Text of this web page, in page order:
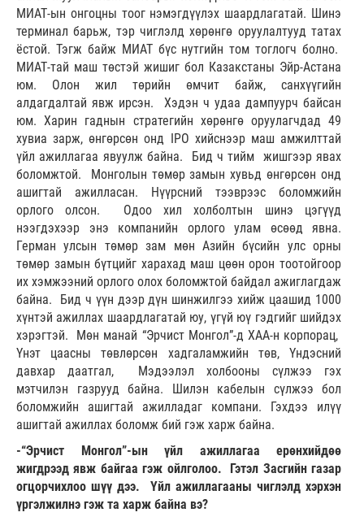
МИАТ-ын онгоцны тоог нэмэгдүүлэх шаардлагатай. Шинэ
терминал барьж, тэр чиглэлд хөрөнгө оруулалтууд татах
ёстой. Тэгж байж МИАТ бүс нутгийн том тоглогч болно.
МИАТ-тай маш төстэй жишиг бол Казакстаны Эйр-Астана
юм. Олон жил төрийн өмчит байж, санхүүгийн
алдагдалтай явж ирсэн. Хэдэн ч удаа дампуурч байсан
юм. Харин гаднын стратегийн хөрөнгө оруулагчдад 49
хувиа зарж, өнгөрсөн онд IPO хийснээр маш амжилттай
үйл ажиллагаа явуулж байна. Бид ч тийм жишгээр явах
боломжтой. Монголын төмөр замын хувьд өнгөрсөн онд
ашигтай ажилласан. Нүүрсний тээврээс боломжийн
орлого олсон. Одоо хил холболтын шинэ цэгүүд
нээгдэхээр энэ компанийн орлого улам өсөөд явна.
Герман улсын төмөр зам мөн Азийн бүсийн улс орны
төмөр замын бүтцийг харахад маш цөөн орон тоотойгоор
их хэмжээний орлого олох боломжтой байдал ажиглагдаж
байна. Бид ч үүн дээр дүн шинжилгээ хийж цаашид 1000
хүнтэй ажиллах шаардлагатай юу, үгүй юү гэдгийг шийдэх
хэрэгтэй. Мөн манай “Эрчист Монгол”-д ХАА-н корпорац,
Үнэт цаасны төвлөрсөн хадгаламжийн төв, Үндэсний
давхар даатгал, Мэдээлэл холбооны сүлжээ гэх
мэтчилэн газрууд байна. Шилэн кабелын сүлжээ бол
боломжийн ашигтай ажилладаг компани. Гэхдээ илүү
ашигтай ажиллах боломж бий гэж харж байна.
-“Эрчист Монгол”-ын үйл ажиллагаа ерөнхийдөө
жигдрээд явж байгаа гэж ойлголоо. Гэтэл Засгийн газар
огцорчихлоо шүү дээ. Үйл ажиллагааны чиглэлд хэрхэн
үргэлжилнэ гэж та харж байна вэ?